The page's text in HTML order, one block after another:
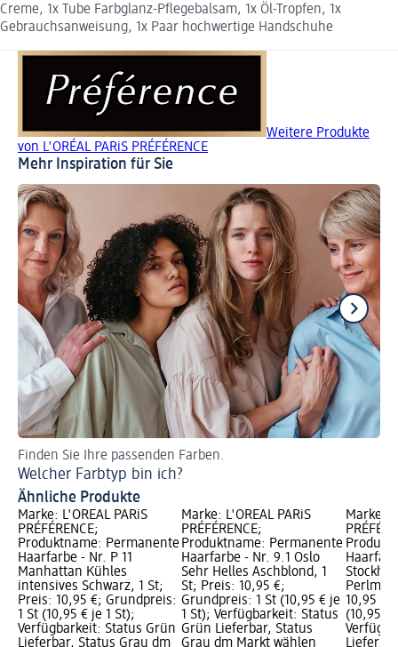
Creme, 1x Tube Farbglanz-Pflegebalsam, 1x Öl-Tropfen, 1x
Gebrauchsanweisung, 1x Paar hochwertige Handschuhe
Weitere Produkte
von L'ORÉAL PARiS PRÉFÉRENCE
Mehr Inspiration für Sie
Finden Sie Ihre passenden Farben.
Welcher Farbtyp bin ich?
Ähnliche Produkte
Marke: L'ORÉAL PARiS
PRÉFÉRENCE;
Produktname: Permanente
Haarfarbe - Nr. P 11
Manhattan Kühles
intensives Schwarz, 1 St;
Preis: 10,95 €; Grundpreis:
1 St (10,95 € je 1 St);
Verfügbarkeit: Status Grün
Lieferbar, Status Grau dm
Marke: L'ORÉAL PARiS
PRÉFÉRENCE;
Produktname: Permanente
Haarfarbe - Nr. 9.1 Oslo
Sehr Helles Aschblond, 1
St; Preis: 10,95 €;
Grundpreis: 1 St (10,95 € je
1 St); Verfügbarkeit: Status
Grün Lieferbar, Status
Grau dm Markt wählen
Marke:
10,95 €;
(10,95 €